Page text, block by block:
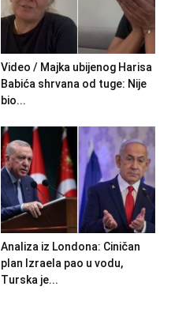
Video / Majka ubijenog Harisa
Babića shrvana od tuge: Nije
bio...
Analiza iz Londona: Ciničan
plan Izraela pao u vodu,
Turska je...